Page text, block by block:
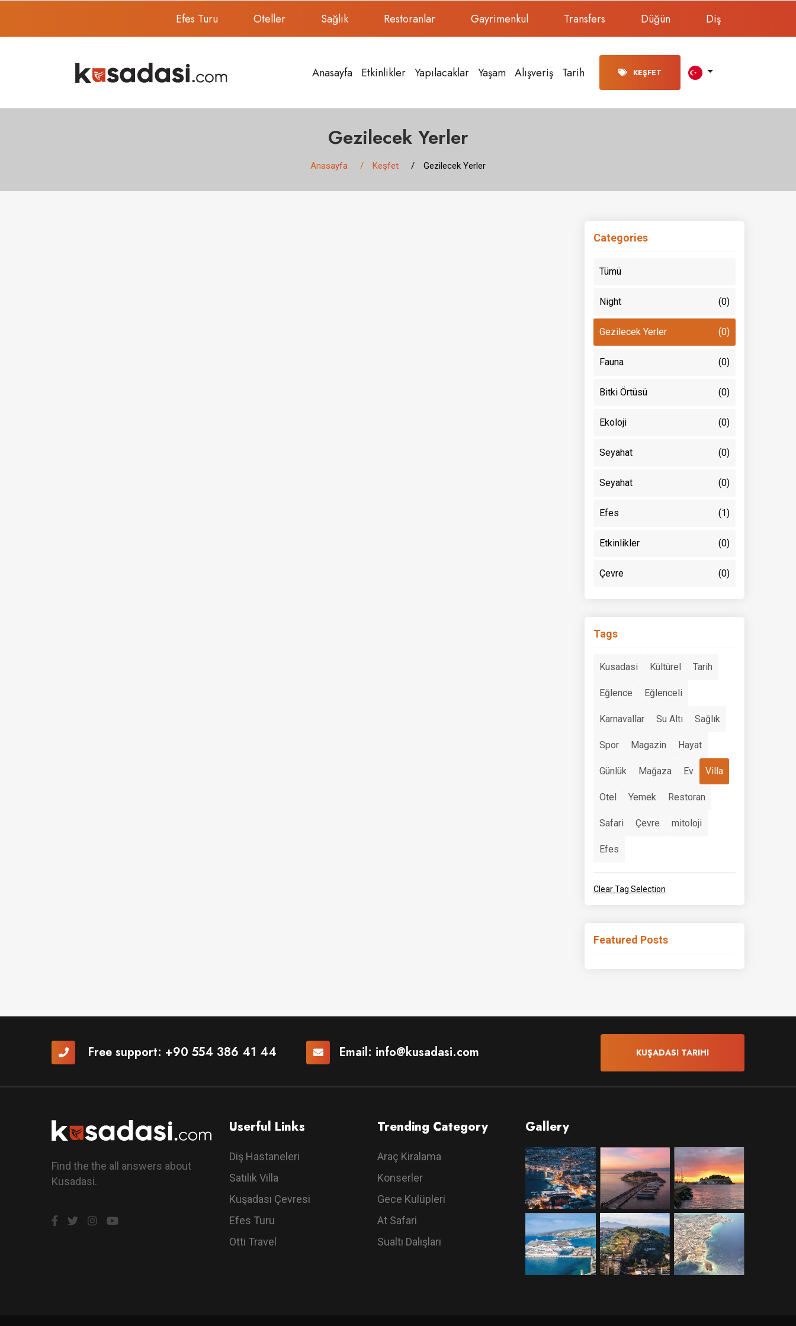
Efes Turu Oteller Sağlık Restoranlar Gayrimenkul Transfers Düğün Diş
Anasayfa Etkinlikler Yapılacaklar Yaşam Alışveriş Tarih KEŞFET
Gezilecek Yerler
Anasayfa Keşfet Gezilecek Yerler
Categories
Tümü
Night (0)
Gezilecek Yerler (0)
Fauna (0)
Bitki Örtüsü (0)
Ekoloji (0)
Seyahat (0)
Seyahat (0)
Efes (1)
Etkinlikler (0)
Çevre (0)
Tags
Kusadasi Kültürel Tarih
Eğlence Eğlenceli
Karnavallar Su Altı Sağlık
Spor Magazin Hayat
Günlük Mağaza Ev Villa
Otel Yemek Restoran
Safari Çevre mitoloji
Efes
Clear Tag Selection
Featured Posts
Free support: +90 554 386 41 44 Email: info@kusadasi.com KUŞADASI TARIHI
Find the the all answers about
Kusadasi.
Userful Links
Diş Hastaneleri
Satılık Villa
Kuşadası Çevresi
Efes Turu
Otti Travel
Trending Category
Araç Kiralama
Konserler
Gece Kulüpleri
At Safari
Sualtı Dalışları
Gallery